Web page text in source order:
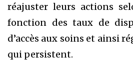
réajuster leurs actions
fonction des taux de
d’accès aux soins et ainsi
qui persistent.